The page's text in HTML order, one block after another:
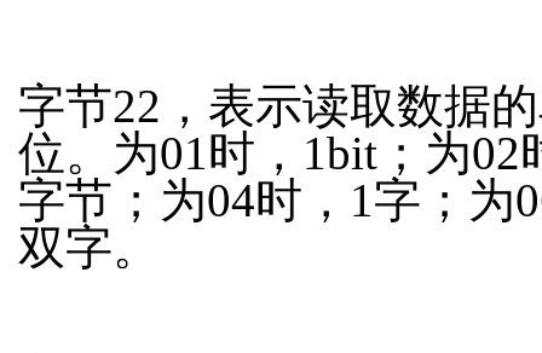
字节22，表示读取数据
位。为01时，1bit；为02
字节；为04时，1字；为
双字。